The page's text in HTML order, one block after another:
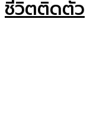
ชีวิตติดตัว